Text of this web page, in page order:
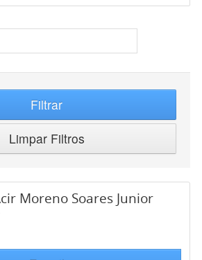
Filtrar
Limpar Filtros
Moreno Soares Junior